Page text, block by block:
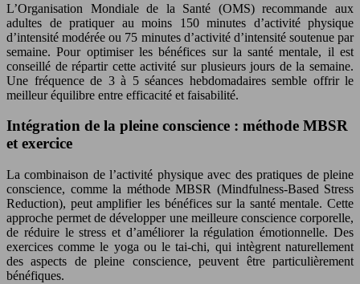
L’Organisation Mondiale de la Santé (OMS) recommande aux
adultes de pratiquer au moins 150 minutes d’activité physique
d’intensité modérée ou 75 minutes d’activité d’intensité soutenue par
semaine. Pour optimiser les bénéfices sur la santé mentale, il est
conseillé de répartir cette activité sur plusieurs jours de la semaine.
Une fréquence de 3 à 5 séances hebdomadaires semble offrir le
meilleur équilibre entre efficacité et faisabilité.
Intégration de la pleine conscience : méthode MBSR
et exercice
La combinaison de l’activité physique avec des pratiques de pleine
conscience, comme la méthode MBSR (Mindfulness-Based Stress
Reduction), peut amplifier les bénéfices sur la santé mentale. Cette
approche permet de développer une meilleure conscience corporelle,
de réduire le stress et d’améliorer la régulation émotionnelle. Des
exercices comme le yoga ou le tai-chi, qui intègrent naturellement
des aspects de pleine conscience, peuvent être particulièrement
bénéfiques.